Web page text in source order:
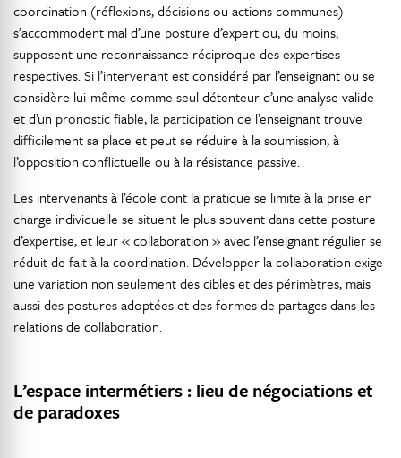
coordination (réflexions, décisions ou actions communes)
s’accommodent mal d’une posture d’expert ou, du moins,
supposent une reconnaissance réciproque des expertises
respectives. Si l’intervenant est considéré par l’enseignant ou se
considère lui-même comme seul détenteur d’une analyse valide
et d’un pronostic fiable, la participation de l’enseignant trouve
difficilement sa place et peut se réduire à la soumission, à
l’opposition conflictuelle ou à la résistance passive.
Les intervenants à l’école dont la pratique se limite à la prise en
charge individuelle se situent le plus souvent dans cette posture
d’expertise, et leur « collaboration » avec l’enseignant régulier se
réduit de fait à la coordination. Développer la collaboration exige
une variation non seulement des cibles et des périmètres, mais
aussi des postures adoptées et des formes de partages dans les
relations de collaboration.
L’espace intermétiers : lieu de négociations et
de paradoxes